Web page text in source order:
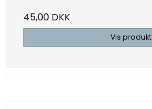
45,00 DKK
Vis produkt